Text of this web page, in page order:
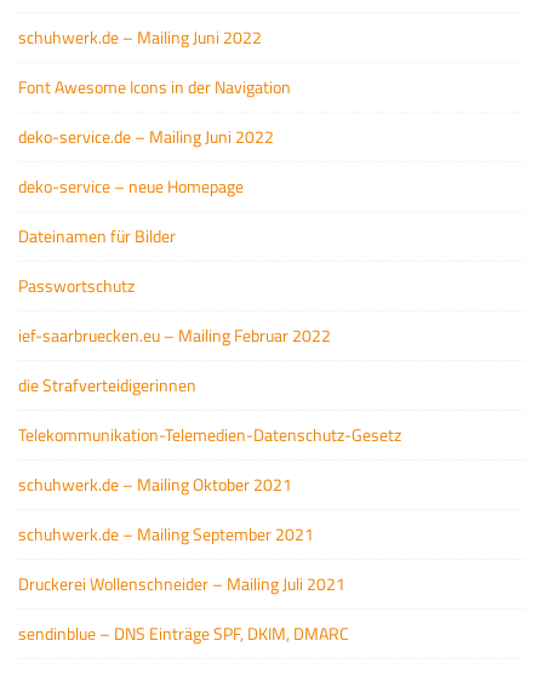
schuhwerk.de – Mailing Juni 2022
Font Awesome Icons in der Navigation
deko-service.de – Mailing Juni 2022
deko-service – neue Homepage
Dateinamen für Bilder
Passwortschutz
ief-saarbruecken.eu – Mailing Februar 2022
die Strafverteidigerinnen
Telekommunikation-Telemedien-Datenschutz-Gesetz
schuhwerk.de – Mailing Oktober 2021
schuhwerk.de – Mailing September 2021
Druckerei Wollenschneider – Mailing Juli 2021
sendinblue – DNS Einträge SPF, DKIM, DMARC